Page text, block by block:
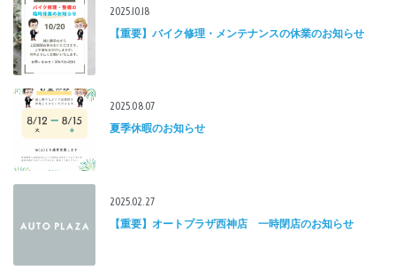
2025.10.18
【重要】バイク修理・メンテナンスの休業のお知らせ
2025.08.07
夏季休暇のお知らせ
2025.02.27
【重要】オートプラザ西神店 一時閉店のお知らせ